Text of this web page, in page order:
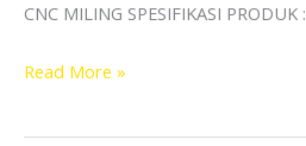
CNC MILING SPESIFIKASI PRODUK :
Read More »